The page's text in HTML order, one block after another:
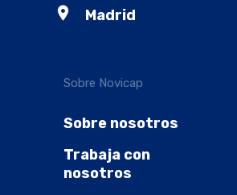
Sobre Novicap
Sobre nosotros
Trabaja con
nosotros
Madrid